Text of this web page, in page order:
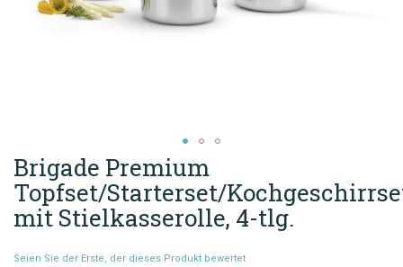
Zum
Anfang
der
Bildgalerie
Brigade Premium
Topfset/Starterset/
mit Stielkasserolle, 4-tlg.
Seien Sie der Erste, der dieses Produkt bewertet